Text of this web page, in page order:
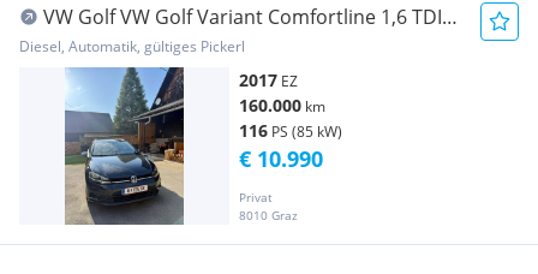
VW Golf VW Golf Variant Comfortline 1,6 TDI
DSG
Diesel, Automatik, gültiges Pickerl
2017 EZ
160.000 km
116 PS (85 kW)
Privat
8010 Graz
€ 10.990